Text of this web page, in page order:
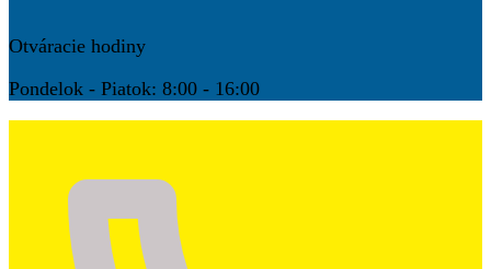
Otváracie hodiny
Pondelok - Piatok: 8:00 - 16:00